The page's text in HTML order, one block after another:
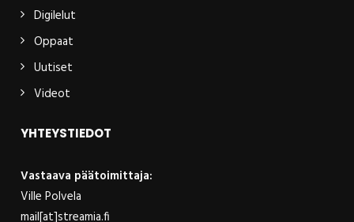
Digilelut
Oppaat
Uutiset
Videot
YHTEYSTIEDOT
Vastaava päätoimittaja:
Ville Polvela
mail[at]streamia.fi